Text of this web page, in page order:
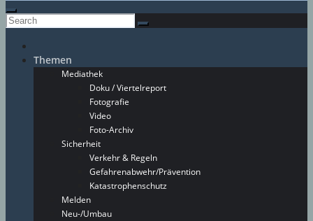
Themen
Mediathek
Doku / Viertelreport
Fotografie
Video
Foto-Archiv
Sicherheit
Verkehr & Regeln
Gefahrenabwehr/Prävention
Katastrophenschutz
Melden
Neu-/Umbau